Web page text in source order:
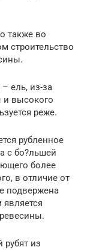
также во
строительство
ель, из-за
и высокого
реже.
рубленное
с бо?льшей
более
в отличие от
подвержена
из